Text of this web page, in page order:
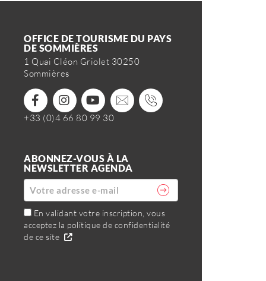
OFFICE DE TOURISME DU PAYS
DE SOMMIÈRES
1 Quai Cléon Griolet 30250
Sommières
+33 (0)4 66 80 99 30
ABONNEZ-VOUS À LA
NEWSLETTER AGENDA
En validant votre inscription, vous
acceptez la politique de confidentialité
de ce site